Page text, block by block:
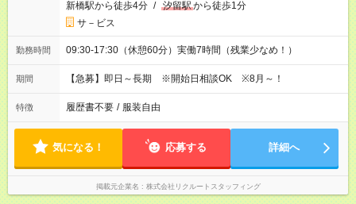
新橋駅から徒歩4分 / 汐留駅から徒歩1分
サ－ビス
勤務時間 09:30-17:30（休憩60分）実働7時間（残業少なめ！）
期間 【急募】即日～長期 ※開始日相談OK ※8月～！
特徴 履歴書不要 / 服装自由
気になる！ 応募する 詳細へ
掲載元企業名 株式会社リクルートスタッフィング